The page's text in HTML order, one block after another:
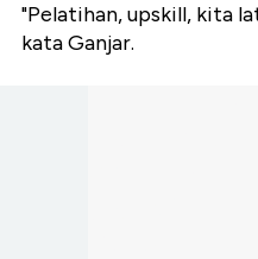
"Pelatihan, upskill, kita
kata Ganjar.